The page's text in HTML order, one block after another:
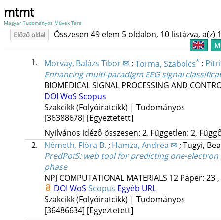
mtmt
Magyar Tudományos Művek Tára
Előző oldal Összesen 49 elem 5 oldalon, 10 listázva, a(z)
1. Morvay, Balázs Tibor ✉; Torma, Szabolcs* ;
Enhancing multi-paradigm EEG signal
BIOMEDICAL SIGNAL PROCESSING AND
DOI WoS Scopus
Szakcikk (Folyóiratcikk) | Tudományos
[36388678] [Egyeztetett]
Nyilvános idéző összesen: 2, Független: 2,
2.
Németh, Flóra B. ; Hamza, Andrea ✉ ; Tugyi,
PredPotS: web tool for predicting one-
phase
NPJ COMPUTATIONAL MATERIALS 12 Paper: 23
DOI WoS Scopus Egyéb URL
Szakcikk (Folyóiratcikk) | Tudományos
[36486634] [Egyeztetett]